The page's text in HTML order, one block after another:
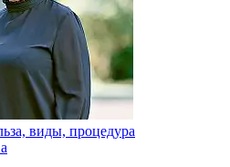
виды, процедура